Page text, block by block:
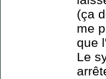
(ça
me
que
Le